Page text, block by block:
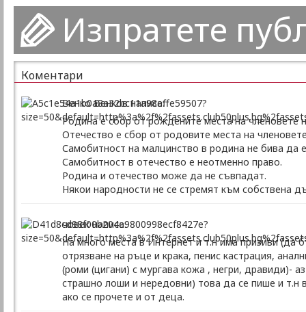
Изпратете
Коментари
Венко Венков написа:
Родина е сбор от рождените места на членовете
Отечество е сбор от родовите места на
Самобитност на малцинство в родина не бива да
Самобитност в отечество е неотменно право.
Родина и отечество може да не съвпадат.
Някои народности не се стремят към собствена
човек написа:
На много места в Интернет и т.н има призиви (да
отрязване на ръце и крака, пенис кастрация,
(роми (цигани) с мургава кожа , негри, дравиди)-
страшно лоши и нередовни) това да се пише и т.н
ако се прочете и от деца.